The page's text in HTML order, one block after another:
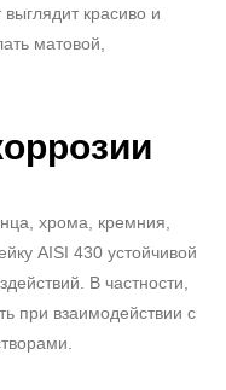
красиво и
матовой,
хрома, кремния,
AISI 430 устойчивой
В частности,
при взаимодействии с